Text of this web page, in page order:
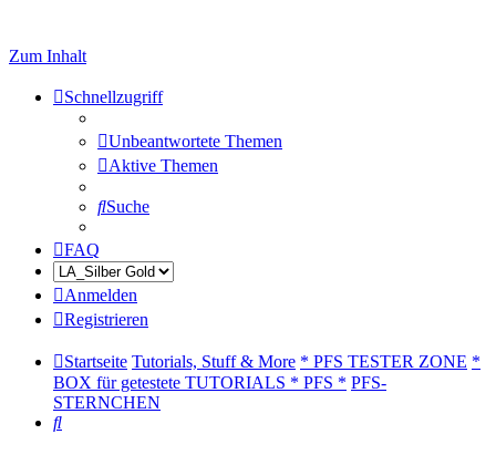
Zum Inhalt
Schnellzugriff
Unbeantwortete Themen
Aktive Themen
Suche
FAQ
Anmelden
Registrieren
Startseite Tutorials, Stuff & More * PFS TESTER ZONE *
BOX für getestete TUTORIALS * PFS * PFS-
STERNCHEN
Suche